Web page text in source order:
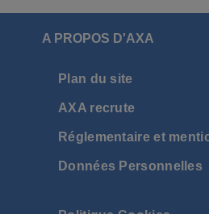
A PROPOS D'AXA
Plan du site
AXA recrute
Réglementaire et
Données Personnelles